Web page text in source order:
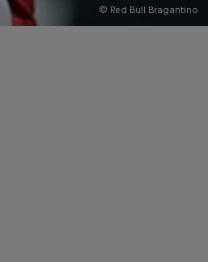
© Red Bull Bragantino